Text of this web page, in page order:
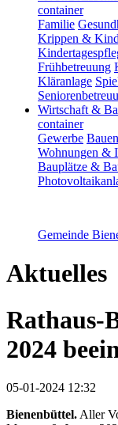
container
Familie
Krippen &
Frühbetreuung
Kläranlage
Wirtschaft &
container
Gewerbe
Wohnungen &
Bauplätze &
Gemeinde
Aktuelles
Rathaus-
2024
05-01-2024 12:32
Bienenbüttel. Aller